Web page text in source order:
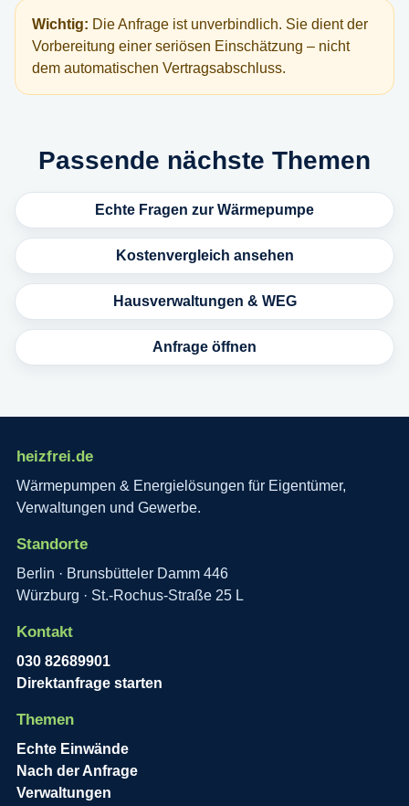
Wichtig: Die Anfrage ist unverbindlich. Sie dient der
Vorbereitung einer seriösen Einschätzung – nicht
dem automatischen Vertragsabschluss.
Passende nächste Themen
Echte Fragen zur Wärmepumpe
Kostenvergleich ansehen
Hausverwaltungen & WEG
Anfrage öffnen
heizfrei.de
Wärmepumpen & Energielösungen für Eigentümer,
Verwaltungen und Gewerbe.
Standorte
Berlin · Brunsbütteler Damm 446
Würzburg · St.-Rochus-Straße 25 L
Kontakt
030 82689901
Direktanfrage starten
Themen
Echte Einwände
Nach der Anfrage
Verwaltungen